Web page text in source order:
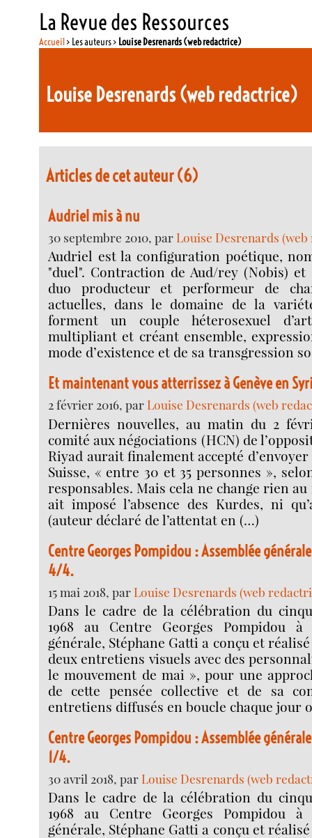
La Revue des Ressources
Accueil> Les auteurs > Louise Desrenards (web redactrice)
Louise Desrenards (web redactrice)
Articles de cet auteur (6)
Audriel mis à nu
30 septembre 2010, parLouise Desrenards
Audriel est la configuration poétique,
"duel". Contraction de Aud/rey (Nobis)
duo producteur et performeur de
actuelles, dans le domaine de la
forment un couple héterosexuel
multipliant et créant ensemble,
mode d’existence et de sa transgression
Et maintenant vous atterrissez à Genève en
2 février 2016, parLouise Desrenards (web
Dernières nouvelles, au matin du 2
comité aux négociations (HCN) de
Riyad aurait finalement accepté
Suisse, « entre 30 et 35 personnes »,
responsables. Mais cela ne change rien
ait imposé l’absence des Kurdes, ni
(auteur déclaré de l’attentat en (…)
Centre Georges Pompidou : Assemblée
4/4.
15 mai 2018, parLouise Desrenards (web
Dans le cadre de la célébration du
1968 au Centre Georges Pompidou à
générale, Stéphane Gatti a conçu et
deux entretiens visuels avec des
le mouvement de mai », pour une
de cette pensée collective et de sa
entretiens diffusés en boucle chaque jour
Centre Georges Pompidou : Assemblée
1/4.
30 avril 2018, parLouise Desrenards (web
Dans le cadre de la célébration du
1968 au Centre Georges Pompidou à
générale, Stéphane Gatti a conçu et